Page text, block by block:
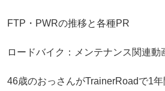
FTP・PWRの推移と各種PR
ロードバイク：メンテナンス関連動
46歳のおっさんがTrainerRoadで1